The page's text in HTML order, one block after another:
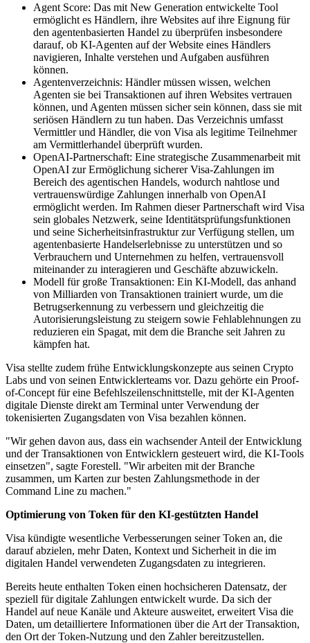
Agent Score: Das mit New Generation entwickelte Tool
ermöglicht es Händlern, ihre Websites auf ihre Eignung für
den agentenbasierten Handel zu überprüfen insbesondere
darauf, ob KI-Agenten auf der Website eines Händlers
navigieren, Inhalte verstehen und Aufgaben ausführen
können.
Agentenverzeichnis: Händler müssen wissen, welchen
Agenten sie bei Transaktionen auf ihren Websites vertrauen
können, und Agenten müssen sicher sein können, dass sie mit
seriösen Händlern zu tun haben. Das Verzeichnis umfasst
Vermittler und Händler, die von Visa als legitime Teilnehmer
am Vermittlerhandel überprüft wurden.
OpenAI-Partnerschaft: Eine strategische Zusammenarbeit mit
OpenAI zur Ermöglichung sicherer Visa-Zahlungen im
Bereich des agentischen Handels, wodurch nahtlose und
vertrauenswürdige Zahlungen innerhalb von OpenAI
ermöglicht werden. Im Rahmen dieser Partnerschaft wird Visa
sein globales Netzwerk, seine Identitätsprüfungsfunktionen
und seine Sicherheitsinfrastruktur zur Verfügung stellen, um
agentenbasierte Handelserlebnisse zu unterstützen und so
Verbrauchern und Unternehmen zu helfen, vertrauensvoll
miteinander zu interagieren und Geschäfte abzuwickeln.
Modell für große Transaktionen: Ein KI-Modell, das anhand
von Milliarden von Transaktionen trainiert wurde, um die
Betrugserkennung zu verbessern und gleichzeitig die
Autorisierungsleistung zu steigern sowie Fehlablehnungen zu
reduzieren ein Spagat, mit dem die Branche seit Jahren zu
kämpfen hat.
Visa stellte zudem frühe Entwicklungskonzepte aus seinen Crypto
Labs und von seinen Entwicklerteams vor. Dazu gehörte ein Proof-
of-Concept für eine Befehlszeilenschnittstelle, mit der KI-Agenten
digitale Dienste direkt am Terminal unter Verwendung der
tokenisierten Zugangsdaten von Visa bezahlen können.
"Wir gehen davon aus, dass ein wachsender Anteil der Entwicklung
und der Transaktionen von Entwicklern gesteuert wird, die KI-Tools
einsetzen", sagte Forestell. "Wir arbeiten mit der Branche
zusammen, um Karten zur besten Zahlungsmethode in der
Command Line zu machen."
Optimierung von Token für den KI-gestützten Handel
Visa kündigte wesentliche Verbesserungen seiner Token an, die
darauf abzielen, mehr Daten, Kontext und Sicherheit in die im
digitalen Handel verwendeten Zugangsdaten zu integrieren.
Bereits heute enthalten Token einen hochsicheren Datensatz, der
speziell für digitale Zahlungen entwickelt wurde. Da sich der
Handel auf neue Kanäle und Akteure ausweitet, erweitert Visa die
Daten, um detailliertere Informationen über die Art der Transaktion,
den Ort der Token-Nutzung und den Zahler bereitzustellen.